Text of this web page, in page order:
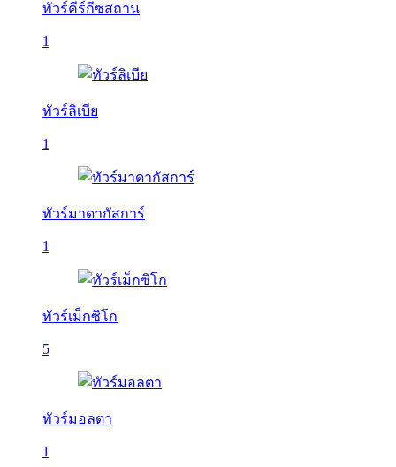
ทัวร์คีร์กีซสถาน
1
ทัวร์ลิเบีย
1
ทัวร์มาดากัสการ์
1
ทัวร์เม็กซิโก
5
ทัวร์มอลตา
1